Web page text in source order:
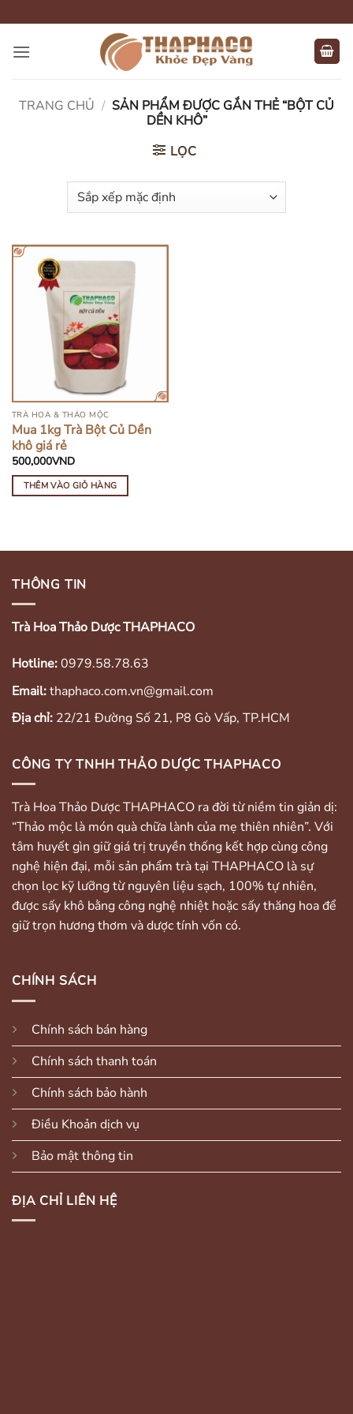
qua
nội
TRANG CHỦ / SẢN PHẨM ĐƯỢC GẮN THẺ “BỘT CỦ
DỀN KHÔ”
LỌC
TRÀ HOA & THẢO MỘC
Mua 1kg Trà Bột Củ Dền
khô giá rẻ
500,000VND
THÊM VÀO GIỎ HÀNG
THÔNG TIN
Trà Hoa Thảo Dược THAPHACO
Hotline:0979.58.78.63
Email:thaphaco.com.vn@gmail.com
Địa chỉ: 22/21 Đường Số 21, P8 Gò Vấp, TP.HCM
CÔNG TY TNHH THẢO DƯỢC THAPHACO
Trà Hoa Thảo Dược THAPHACO ra đời từ niềm tin giản dị:
“Thảo mộc là món quà chữa lành của mẹ thiên nhiên”. Với
tâm huyết gìn giữ giá trị truyền thống kết hợp cùng công
nghệ hiện đại, mỗi sản phẩm trà tại THAPHACO là sự
chọn lọc kỹ lưỡng từ nguyên liệu sạch, 100% tự nhiên,
được sấy khô bằng công nghệ nhiệt hoặc sấy thăng hoa để
giữ trọn hương thơm và dược tính vốn có.
CHÍNH SÁCH
Chính sách bán hàng
Chính sách thanh toán
Chính sách bảo hành
Điều Khoản dịch vụ
Bảo mật thông tin
ĐỊA CHỈ LIÊN HỆ